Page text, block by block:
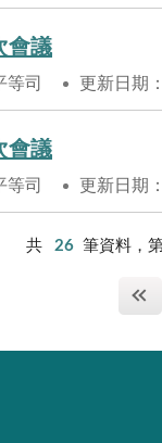
會議
司 更新日期
會議
司 更新日期
共 26 筆資料，第